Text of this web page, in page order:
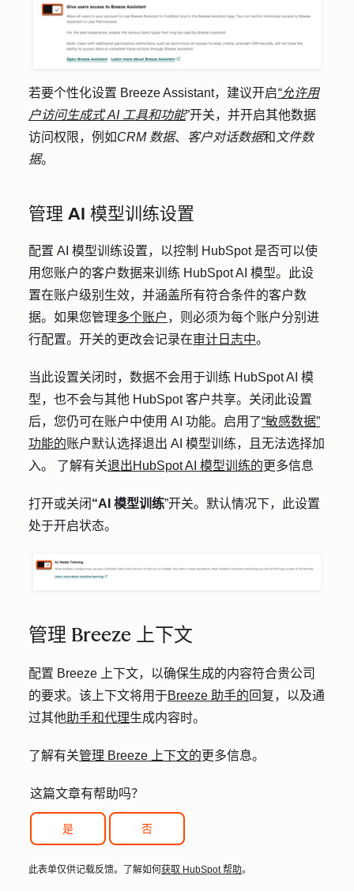
若要个性化设置 Breeze Assistant，建议开启“允许用
户访问生成式 AI 工具和功能”开关，并开启其他数据
访问权限，例如CRM 数据、 客户对话数据和 文件数
据。
管理 AI 模型训练设置
配置 AI 模型训练设置，以控制 HubSpot 是否可以使
用您账户的客户数据来训练 HubSpot AI 模型。此设
置在账户级别生效，并涵盖所有符合条件的客户数
据。如果您管理多个账户 ，则必须为每个账户分别进
行配置。 开关的更改会记录在审计日志中。
当此设置关闭时，数据不会用于训练 HubSpot AI 模
型，也不会与其他 HubSpot 客户共享。关闭此设置
后，您仍可在账户中使用 AI 功能。 启用了“敏感数据”
功能的账户默认选择退出 AI 模型训练，且无法选择加
入。 了解有关退出HubSpot AI 模型训练的更多信息
打开或关闭 “AI 模型训练”开关。默认情况下，此设置
处于开启状态。
管理 Breeze 上下文
配置 Breeze 上下文，以确保生成的内容符合贵公司
的要求。该上下文将用于Breeze 助手的 回复，以及通
过其他助手和代理生成内容时。
了解有关管理 Breeze 上下文的更多信息。
这篇文章有帮助吗？
是 否
此表单仅供记载反馈。了解如何获取 HubSpot 帮助。